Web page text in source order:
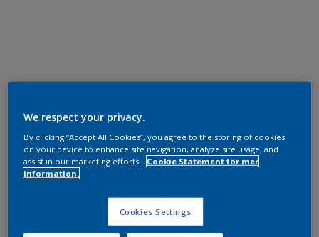
We respect your privacy.
By clicking “Accept All Cookies”, you agree to the storing of cookies
on your device to enhance site navigation, analyze site usage, and
assist in our marketing efforts.
Cookie Statement för mer
information.
Cookies Settings